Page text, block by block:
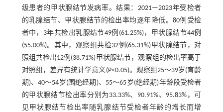
级患者的甲状腺结节发病率。结果：2021—2023年受检者
的乳腺结节、甲状腺结节的检出率均逐年降低。80例受检
者中，3年共检出乳腺结节49例(61.25%)，甲状腺结节44例
(55.00%)。其中，观察组共检32例(65.31%)甲状腺结节，对
照组共检出12例(38.71%)甲状腺结节，观察组的检出率高于
对照组，差异有统计学意义(P<0.05)。观察组25～39岁(育龄
期)、40～54岁(围绝经期)、55～65岁(绝经期)年龄段受检者
的甲状腺结节检出率分别为33.33%、90.91%、95.83%，可
见甲状腺结节检出率随乳腺结节受检者年龄的增长而增